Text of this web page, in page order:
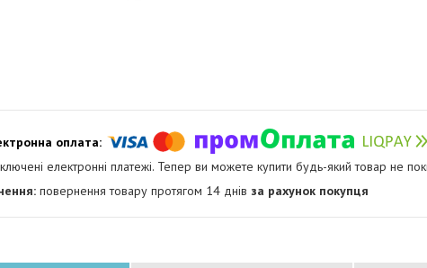
електронні платежі. Тепер ви можете купити будь-який товар не
повернення товару протягом 14 днів за рахунок покупця